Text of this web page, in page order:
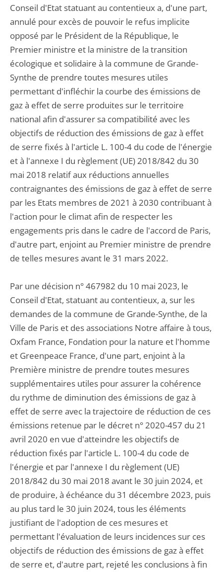
Conseil d'Etat statuant au contentieux a, d'une part,
annulé pour excès de pouvoir le refus implicite
opposé par le Président de la République, le
Premier ministre et la ministre de la transition
écologique et solidaire à la commune de Grande-
Synthe de prendre toutes mesures utiles
permettant d'infléchir la courbe des émissions de
gaz à effet de serre produites sur le territoire
national afin d'assurer sa compatibilité avec les
objectifs de réduction des émissions de gaz à effet
de serre fixés à l'article L. 100-4 du code de l'énergie
et à l'annexe I du règlement (UE) 2018/842 du 30
mai 2018 relatif aux réductions annuelles
contraignantes des émissions de gaz à effet de serre
par les Etats membres de 2021 à 2030 contribuant à
l'action pour le climat afin de respecter les
engagements pris dans le cadre de l'accord de Paris,
d'autre part, enjoint au Premier ministre de prendre
de telles mesures avant le 31 mars 2022.
Par une décision n° 467982 du 10 mai 2023, le
Conseil d'Etat, statuant au contentieux, a, sur les
demandes de la commune de Grande-Synthe, de la
Ville de Paris et des associations Notre affaire à tous,
Oxfam France, Fondation pour la nature et l'homme
et Greenpeace France, d'une part, enjoint à la
Première ministre de prendre toutes mesures
supplémentaires utiles pour assurer la cohérence
du rythme de diminution des émissions de gaz à
effet de serre avec la trajectoire de réduction de ces
émissions retenue par le décret n° 2020-457 du 21
avril 2020 en vue d'atteindre les objectifs de
réduction fixés par l'article L. 100-4 du code de
l'énergie et par l'annexe I du règlement (UE)
2018/842 du 30 mai 2018 avant le 30 juin 2024, et
de produire, à échéance du 31 décembre 2023, puis
au plus tard le 30 juin 2024, tous les éléments
justifiant de l'adoption de ces mesures et
permettant l'évaluation de leurs incidences sur ces
objectifs de réduction des émissions de gaz à effet
de serre et, d'autre part, rejeté les conclusions à fin